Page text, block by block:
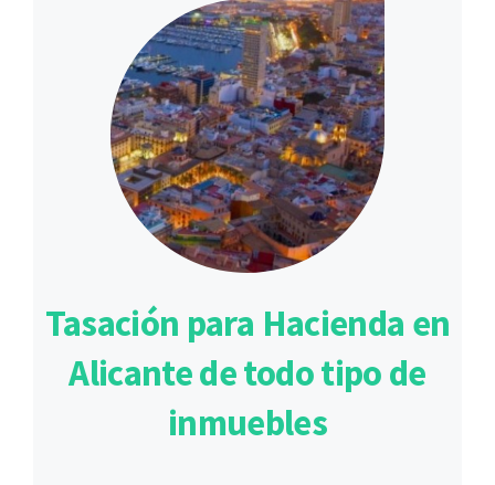
Tasación para Hacienda en
Alicante de todo tipo de
inmuebles